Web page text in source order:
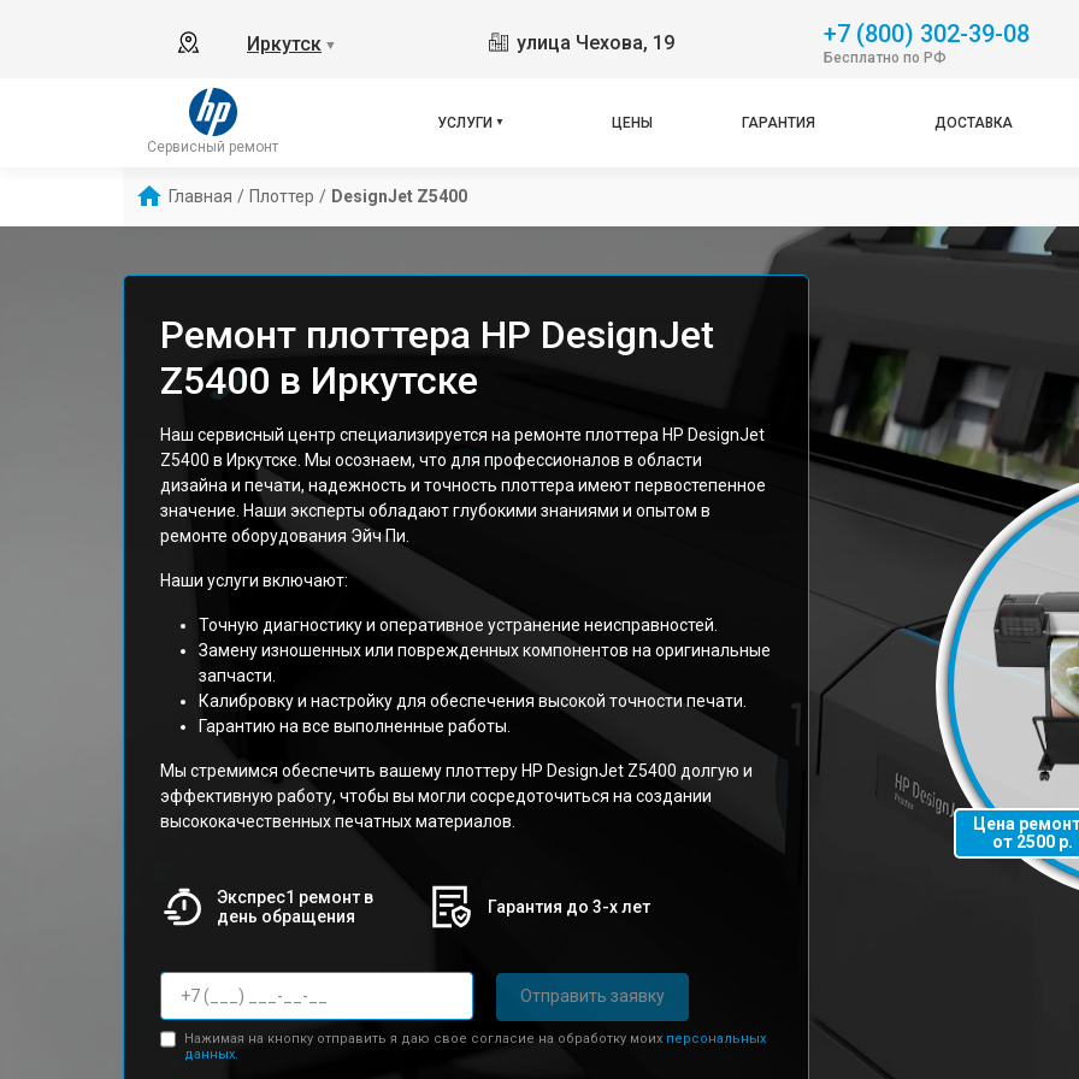
Иркутск ▼ улица Чехова, 19 +7 (800) 302-39-08
Бесплатно по РФ
Сервисный ремонт
УСЛУГИ ЦЕНЫ ГАРАНТИЯ ДОСТАВКА
Главная / Плоттер / DesignJet Z5400
Ремонт плоттера HP DesignJet
Z5400 в Иркутске
Наш сервисный центр специализируется на ремонте плоттера HP DesignJet
Z5400 в Иркутске. Мы осознаем, что для профессионалов в области
дизайна и печати, надежность и точность плоттера имеют первостепенное
значение. Наши эксперты обладают глубокими знаниями и опытом в
ремонте оборудования Эйч Пи.
Наши услуги включают:
Точную диагностику и оперативное устранение неисправностей.
Замену изношенных или поврежденных компонентов на оригинальные
запчасти.
Калибровку и настройку для обеспечения высокой точности печати.
Гарантию на все выполненные работы.
Мы стремимся обеспечить вашему плоттеру HP DesignJet Z5400 долгую и
эффективную работу, чтобы вы могли сосредоточиться на создании
высококачественных печатных материалов.
Экспрес1 ремонт в
день обращения
Гарантия до 3-х лет
Отправить заявку
Нажимая на кнопку отправить я даю свое согласие на обработку моих персональных
данных.
Цена
от 2500 р.